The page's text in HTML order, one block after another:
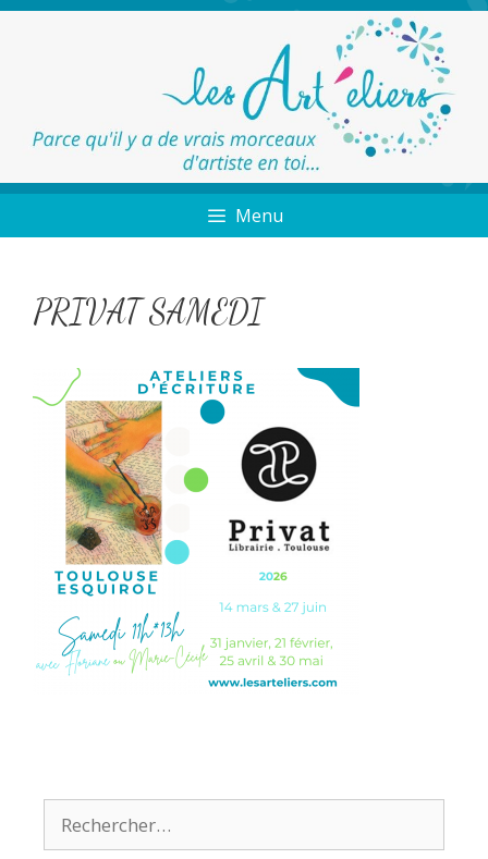
Menu
PRIVAT SAMEDI